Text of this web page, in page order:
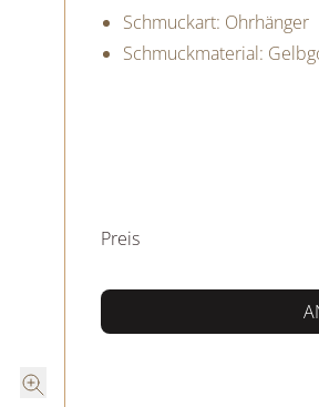
Schmuckart: Ohrhänger
Schmuckmaterial:
Preis